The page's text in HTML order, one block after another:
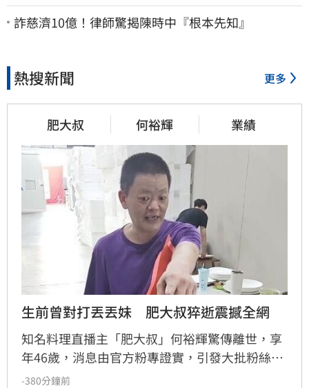
法院討公道結果出爐
詐慈濟10億！律師驚揭陳時中『根本先知』
熱搜新聞 更多
肥大叔 何裕輝 業績
生前曾對打丟丟妹　肥大叔猝逝震撼全網
知名料理直播主「肥大叔」何裕輝驚傳離世，享
年46歲，消息由官方粉專證實，引發大批粉絲哀
悼。何裕輝從替妻子串場起家，憑藉幽默接地氣
-380分鐘前